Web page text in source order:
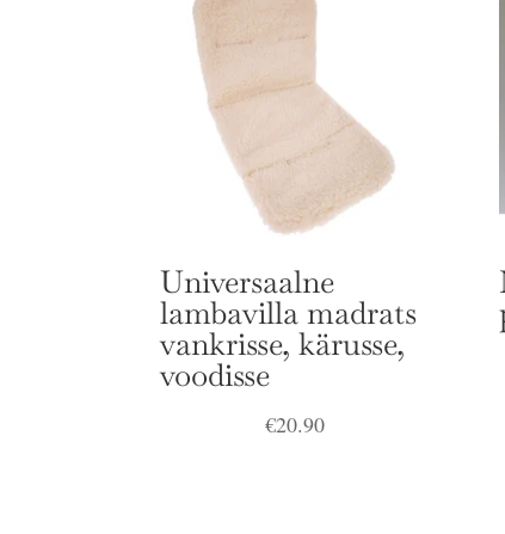
Universaalne
lambavilla madrats
vankrisse, kärusse,
voodisse
€20.90